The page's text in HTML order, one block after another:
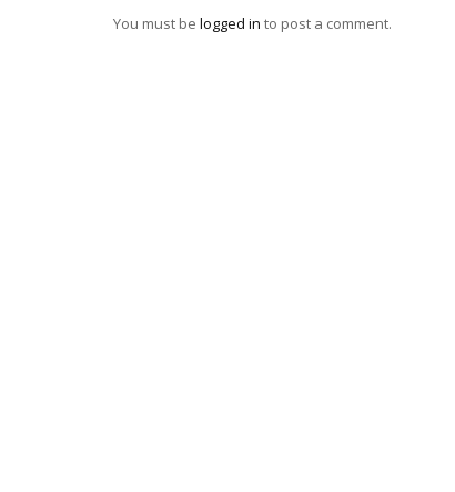
You must be logged in to post a comment.